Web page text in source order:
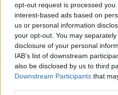
opt-out request is processed you
interest-based ads based on
us or personal information
your opt-out. You may
disclosure of your personal
IAB’s list of downstream
also be disclosed by us to third
Downstream Participants that
Ilmoita virheestä Tietoa meistä